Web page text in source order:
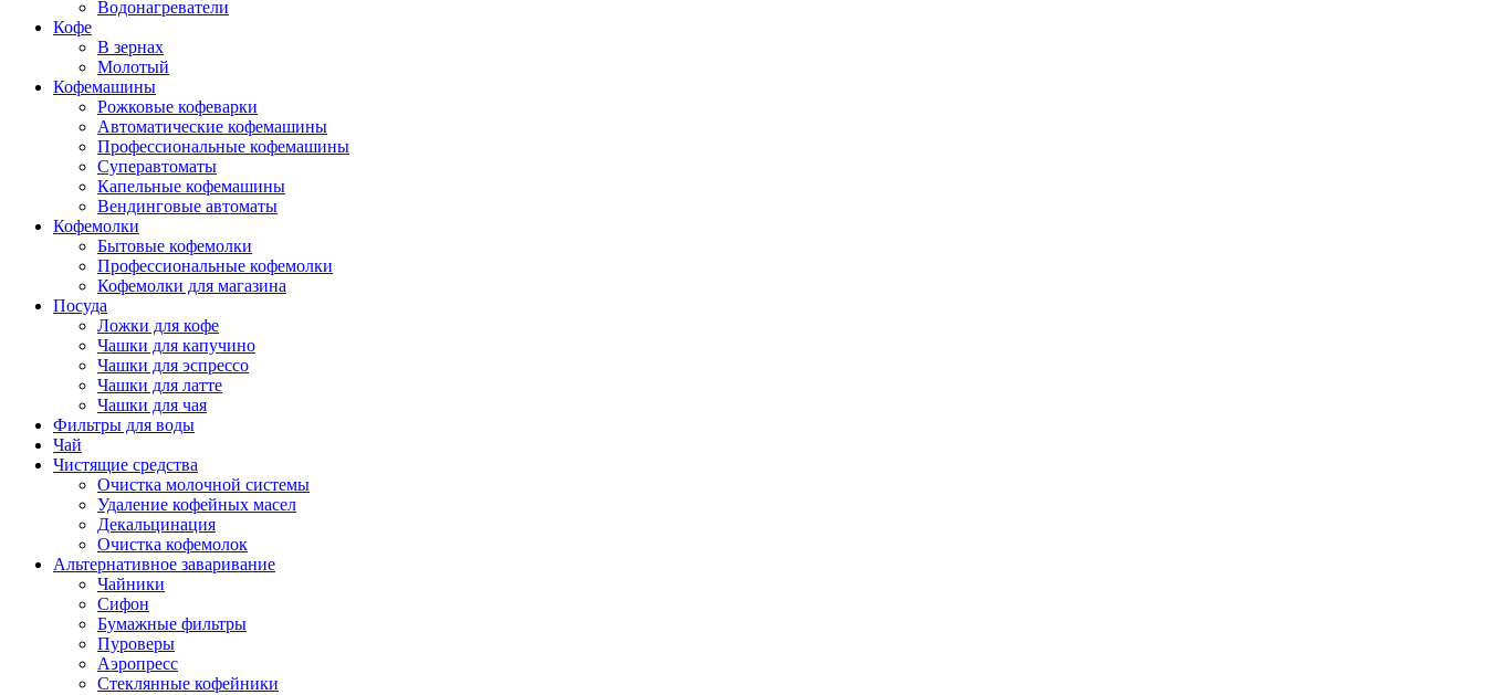
Водонагреватели
Кофе
В зернах
Молотый
Кофемашины
Рожковые кофеварки
Автоматические кофемашины
Профессиональные кофемашины
Суперавтоматы
Капельные кофемашины
Вендинговые автоматы
Кофемолки
Бытовые кофемолки
Профессиональные кофемолки
Кофемолки для магазина
Посуда
Ложки для кофе
Чашки для капучино
Чашки для эспрессо
Чашки для латте
Чашки для чая
Фильтры для воды
Чай
Чистящие средства
Очистка молочной системы
Удаление кофейных масел
Декальцинация
Очистка кофемолок
Альтернативное заваривание
Чайники
Сифон
Бумажные фильтры
Пуроверы
Аэропресс
Стеклянные кофейники